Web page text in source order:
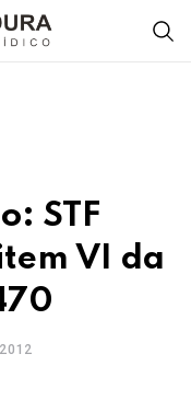
STF
VI da